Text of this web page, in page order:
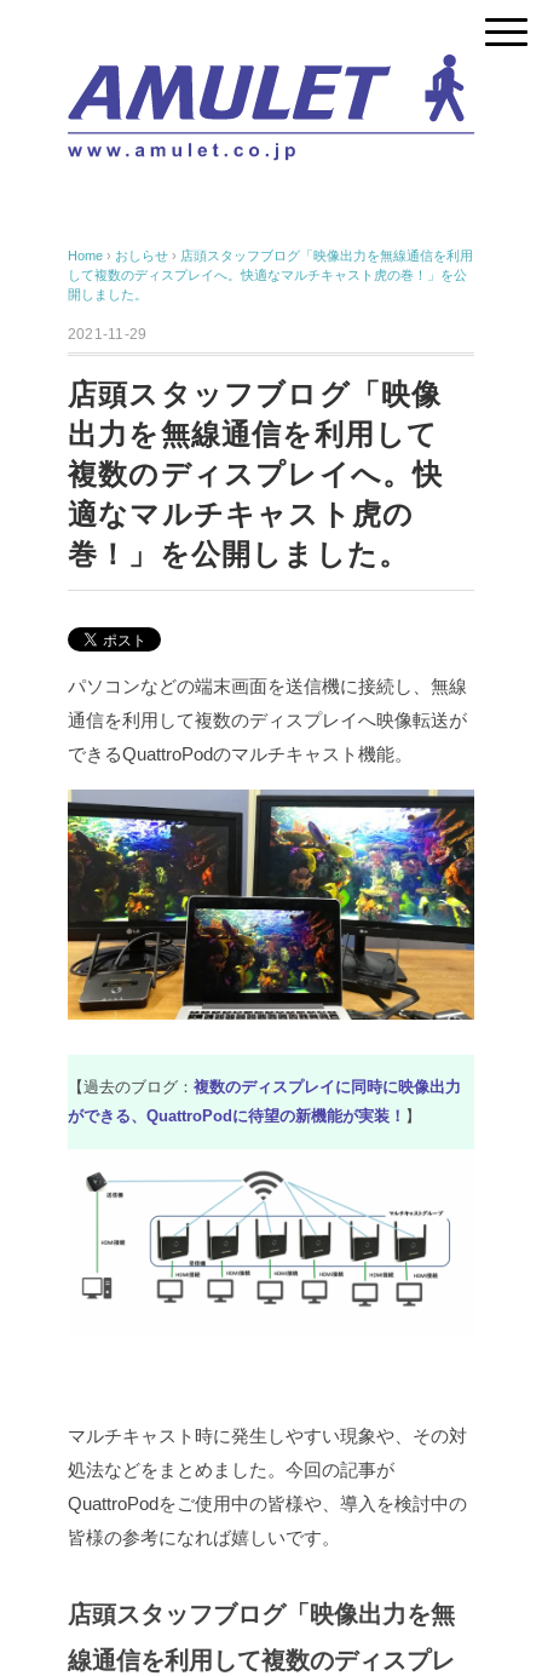
Home › おしらせ › 店頭スタッフブログ「映像出力を無線通信を利用
して複数のディスプレイへ。快適なマルチキャスト虎の巻！」を公
開しました。
2021-11-29
店頭スタッフブログ「映像
出力を無線通信を利用して
複数のディスプレイへ。快
適なマルチキャスト虎の
巻！」を公開しました。
パソコンなどの端末画面を送信機に接続し、無線
通信を利用して複数のディスプレイへ映像転送が
できるQuattroPodのマルチキャスト機能。
【過去のブログ： 複数のディスプレイに同時に映像出力
ができる、QuattroPodに待望の新機能が実装！ 】
マルチキャスト時に発生しやすい現象や、その対
処法などをまとめました。今回の記事が
QuattroPodをご使用中の皆様や、導入を検討中の
皆様の参考になれば嬉しいです。
店頭スタッフブログ「映像出力を無
線通信を利用して複数のディスプレ